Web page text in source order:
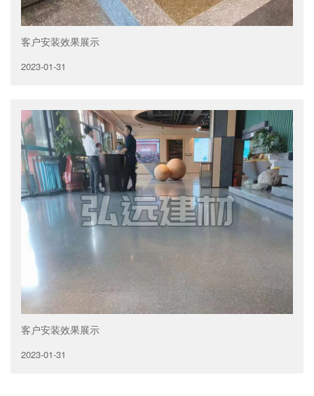
客户安装效果展示
2023-01-31
客户安装效果展示
2023-01-31